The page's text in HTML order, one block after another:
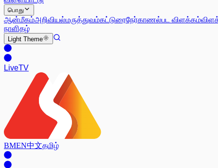
பொது
ஆன்மீகம்அறிவியல்மருத்துவம்கட்டுரைநேர்காணல்பட விளக்கம்
நாளிதழ்
Light Theme
LiveTV
BMEN中文தமிழ்